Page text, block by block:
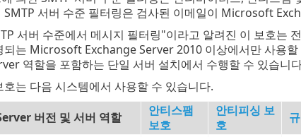
SMTP 서버 수준 필터링은 검사된 이메일이 Microsoft
서버 수준에서 메시지 필터링"이라고 알려진 이 보호는
되는 Microsoft Exchange Server 2010 이상에서만 사용
역할을 포함하는 단일 서버 설치에서 수행할 수 있습니
는 다음 시스템에서 사용할 수 있습니다.
버전 및 서버 역할
안티스팸
보호
안티피싱 보
호